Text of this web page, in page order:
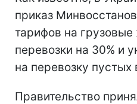
приказ
тарифов на
перевозки на 30% и
на перевозку пустых
Правительство